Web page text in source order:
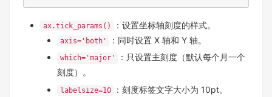
ax.tick_params() ：设置坐标轴刻度的样式。
axis='both' ：同时设置 X 轴和 Y 轴。
which='major'
：只设置主刻度（默认每个月一个
刻度）。
labelsize=10 ：刻度标签文字大小为 10pt。